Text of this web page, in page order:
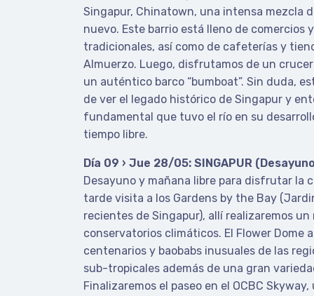
Singapur, Chinatown, una intensa mezcla
nuevo. Este barrio está lleno de comercios
tradicionales, así como de cafeterías y
Almuerzo. Luego, disfrutamos de un
un auténtico barco “bumboat”. Sin duda,
de ver el legado histórico de Singapur y
fundamental que tuvo el río en su
tiempo libre.
Día 09 › Jue 28/05: SINGAPUR
Desayuno y mañana libre para disfrutar la
tarde visita a los Gardens by the Bay
recientes de Singapur), allí realizaremos
conservatorios climáticos. El Flower Dome
centenarios y baobabs inusuales de las
sub-tropicales además de una gran
Finalizaremos el paseo en el OCBC